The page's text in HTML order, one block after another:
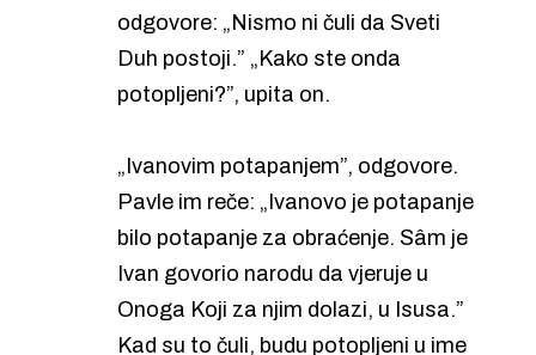
odgovore: „Nismo ni čuli da Sveti
Duh postoji.” „Kako ste onda
potopljeni?”, upita on.
„Ivanovim potapanjem”, odgovore.
Pavle im reče: „Ivanovo je potapanje
bilo potapanje za obraćenje. Sâm je
Ivan govorio narodu da vjeruje u
Onoga Koji za njim dolazi, u Isusa.”
Kad su to čuli, budu potopljeni u ime